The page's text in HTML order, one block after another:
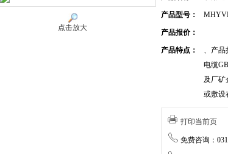
点击放大
产品型号：
产品报价：
产品特点：
、产品
电缆
及厂矿
或敷设
打印当前页
免费咨询：